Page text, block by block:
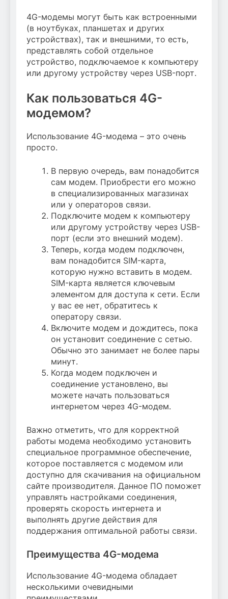
4G-модемы могут быть как встроенными
(в ноутбуках, планшетах и других
устройствах), так и внешними, то есть,
представлять собой отдельное
устройство, подключаемое к компьютеру
или другому устройству через USB-порт.
Как пользоваться 4G-
модемом?
Использование 4G-модема – это очень
просто.
В первую очередь, вам понадобится
сам модем. Приобрести его можно
в специализированных магазинах
или у операторов связи.
Подключите модем к компьютеру
или другому устройству через USB-
порт (если это внешний модем).
Теперь, когда модем подключен,
вам понадобится SIM-карта,
которую нужно вставить в модем.
SIM-карта является ключевым
элементом для доступа к сети. Если
у вас ее нет, обратитесь к
оператору связи.
Включите модем и дождитесь, пока
он установит соединение с сетью.
Обычно это занимает не более пары
минут.
Когда модем подключен и
соединение установлено, вы
можете начать пользоваться
интернетом через 4G-модем.
Важно отметить, что для корректной
работы модема необходимо установить
специальное программное обеспечение,
которое поставляется с модемом или
доступно для скачивания на официальном
сайте производителя. Данное ПО поможет
управлять настройками соединения,
проверять скорость интернета и
выполнять другие действия для
поддержания оптимальной работы связи.
Преимущества 4G-модема
Использование 4G-модема обладает
несколькими очевидными